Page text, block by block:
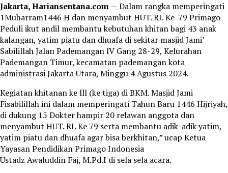
Jakarta, Hariansentana.com— Dalam rangka memperingati
1Muharram1446 H dan menyambut HUT. RI. Ke-79 Primago
Peduli ikut andil membantu kebutuhan khitan bagi 43 anak
kalangan, yatim piatu dan dhuafa di sekitar masjid Jami’
Sabilillah Jalan Pademangan lV Gang 28-29, Kelurahan
Pademangan Timur, kecamatan pademangan kota
administrasi Jakarta Utara, Minggu 4 Agustus 2024.
Kegiatan khitanan ke lll (ke tiga) di BKM. Masjid Jami
Fisabilillah ini dalam memperingati Tahun Baru 1446 Hijriyah,
di dukung 15 Dokter hampir 20 relawan anggota dan
menyambut HUT. RI. Ke 79 serta membantu adik-adik yatim,
yatim piatu dan dhuafa agar bisa berkhitan,” ucap Ketua
Yayasan Pendidikan Primago Indonesia
Ustadz Awaluddin Faj, M.Pd.I di sela sela acara.